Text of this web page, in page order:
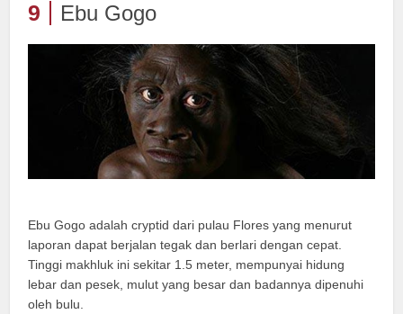
9 Ebu Gogo
Ebu Gogo adalah cryptid dari pulau Flores yang menurut
laporan dapat berjalan tegak dan berlari dengan cepat.
Tinggi makhluk ini sekitar 1.5 meter, mempunyai hidung
lebar dan pesek, mulut yang besar dan badannya dipenuhi
oleh bulu.